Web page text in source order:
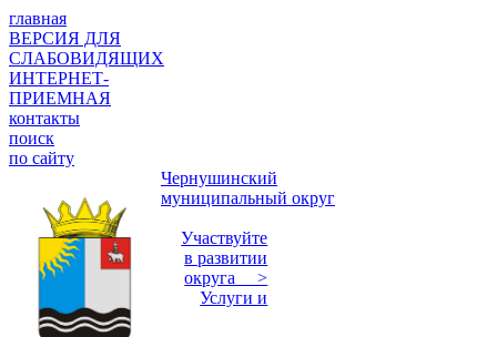
главная
ВЕРСИЯ ДЛЯ
СЛАБОВИДЯЩИХ
ИНТЕРНЕТ-
ПРИЕМНАЯ
контакты
поиск
по сайту
Чернушинский
муниципальный округ
Участвуйте
в развитии
округа >
Услуги и